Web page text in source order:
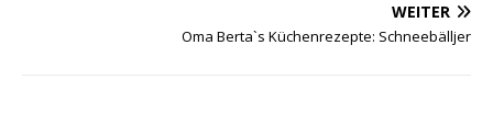
WEITER
Oma Berta`s Küchenrezepte: Schneebälljer